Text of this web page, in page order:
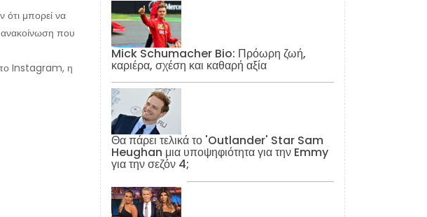
ότι μπορεί να
ανακοίνωση που
Instagram, η
Mick Schumacher Bio: Πρόωρη ζωή,
καριέρα, σχέση και καθαρή αξία
Θα πάρει τελικά το 'Outlander' Star Sam
Heughan μια υποψηφιότητα για την Emmy
για την σεζόν 4;